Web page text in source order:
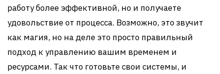
работу более эффективной, но и получаете
удовольствие от процесса. Возможно, это звучит
как магия, но на деле это просто правильный
подход к управлению вашим временем и
ресурсами. Так что готовьте свои системы, и